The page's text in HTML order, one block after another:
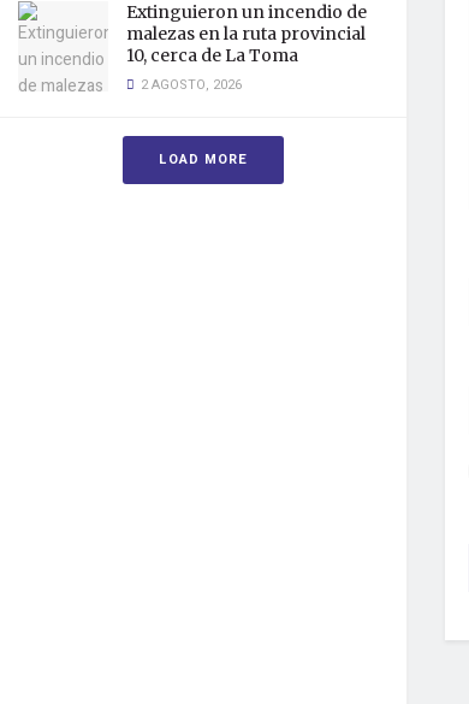
Extinguieron un incendio de
malezas en la ruta provincial
10, cerca de La Toma
2 AGOSTO, 2026
LOAD MORE